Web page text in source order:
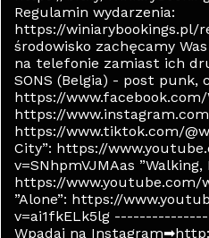
Regulamin wydarzenia:
https://winiarybookings.pl/
środowisko zachęcamy
na telefonie zamiast ich
SONS (Belgia) - post punk,
https://www.facebook.com/
https://
https://www.tiktok.com/
City”: https://
v=SNhpmVJMAas ”Walking,
https://www.youtube.com/
”Alone”: https://
v=ai1fkELk5lg
Wpadaj na